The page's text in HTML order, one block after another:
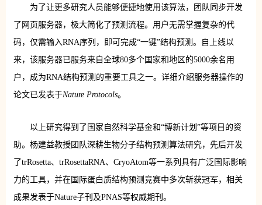
为了让更多研究人员能够便捷地使用该算法，团队同步开发
了网页服务器，极大简化了预测流程。用户无需掌握复杂的代
码，仅需输入RNA序列，即可完成“一键”结构预测。自上线以
来，该服务器已服务来自全球80多个国家和地区的5000余名用
户，成为RNA结构预测的重要工具之一。详细介绍服务器操作的
论文已发表于Nature Protocols。
以上研究得到了国家自然科学基金和“博新计划”等项目的资
助。杨建益教授团队深耕生物分子结构预测算法研究，先后开发
了trRosetta、trRosettaRNA、CryoAtom等一系列具有广泛国际影响
力的工具，并在国际蛋白质结构预测竞赛中多次斩获冠军，相关
成果发表于Nature子刊及PNAS等权威期刊。